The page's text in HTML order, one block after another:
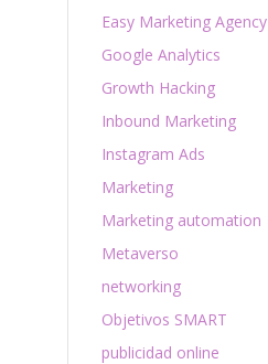
Easy Marketing Agency
Google Analytics
Growth Hacking
Inbound Marketing
Instagram Ads
Marketing
Marketing automation
Metaverso
networking
Objetivos SMART
publicidad online